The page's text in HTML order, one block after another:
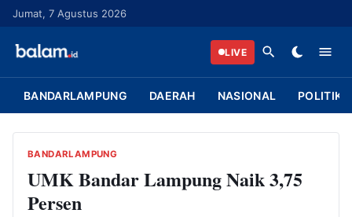
u
Jumat, 7 Agustus 2026
LIVE
BANDARLAMPUNG DAERAH NASIONAL POLITIK
BANDARLAMPUNG
UMK Bandar Lampung Naik 3,75
Persen